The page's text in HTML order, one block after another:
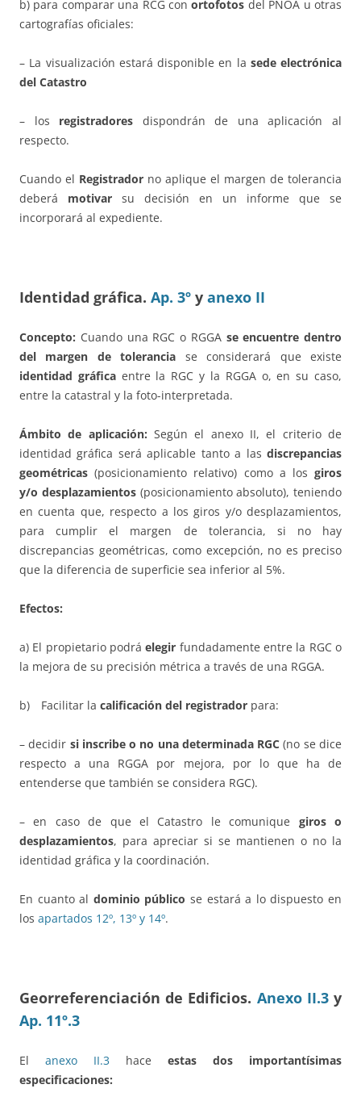
b) para comparar una RCG conortofotos del PNOA u otras
cartografías oficiales:
– La visualización estará disponible en la sede electrónica
del Catastro
– los registradores dispondrán de una aplicación al
respecto.
Cuando el Registrador no aplique el margen de tolerancia
deberá motivar su decisión en un informe que se
incorporará al expediente.
Identidad gráfica. Ap. 3º y anexo II
Concepto: Cuando una RGC o RGGA se encuentre dentro
del margen de tolerancia se considerará que existe
identidad gráficaentre la RGC y la RGGA o, en su caso,
entre la catastral y la foto-interpretada.
Ámbito de aplicación: Según el anexo II, el criterio de
identidad gráfica será aplicable tanto a las discrepancias
geométricas(posicionamiento relativo) como a losgiros
y/o desplazamientos (posicionamiento absoluto), teniendo
en cuenta que, respecto a los giros y/o desplazamientos,
para cumplir el margen de tolerancia, si no hay
discrepancias geométricas, como excepción, no es preciso
que la diferencia de superficie sea inferior al 5%.
Efectos:
a) El propietario podráelegir fundadamente entre la RGC o
la mejora de su precisión métrica a través de una RGGA.
b) Facilitar la calificación del registrador para:
– decidir si inscribe o no una determinada RGC(no se dice
respecto a una RGGA por mejora, por lo que ha de
entenderse que también se considera RGC).
– en caso de que el Catastro le comunique giros o
desplazamientos, para apreciar si se mantienen o no la
identidad gráfica y la coordinación.
En cuanto al dominio público se estará a lo dispuesto en
los apartados 12º, 13º y 14º.
Georreferenciación de Edificios. Anexo II.3y
Ap. 11º.3
El anexo II.3 hace estas dos importantísimas
especificaciones: